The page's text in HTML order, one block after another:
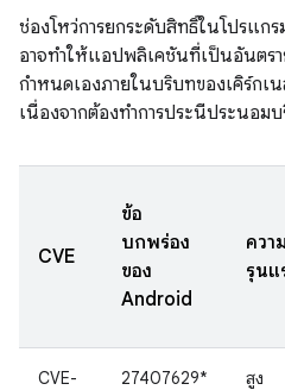
ช่องโหว่การยกระดับสิทธิ์ในโปรแก
อาจทำให้แอปพลิเคชันที่เป็นอันตรา
กำหนดเองภายในบริบทของเคิร์ก
เนื่องจากต้องทำการประนีประนอม
CVE
ข้อ
บกพร่อง
ของ
Android
ความ
รุนแ
CVE-
27407629* สูง